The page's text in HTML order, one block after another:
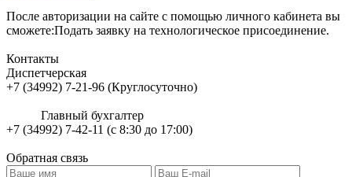
После авторизации на сайте с помощью личного кабинета вы
сможете:Подать заявку на технологическое присоединение.
Контакты
Диспетчерская
+7 (34992) 7-21-96 (Круглосуточно)
Главный бухгалтер
+7 (34992) 7-42-11 (с 8:30 до 17:00)
Обратная связь